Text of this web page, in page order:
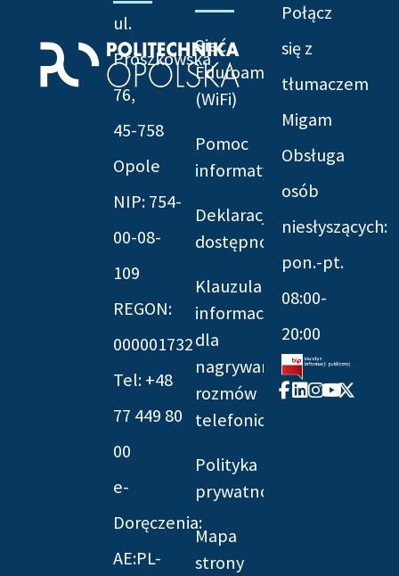
ul.
Prószkowska
76,
45-758
Opole
NIP: 754-
00-08-
109
REGON:
000001732
Tel: +48
77 449 80
00
e-
Doręczenia:
AE:PL-
Sieć
Eduroam
(WiFi)
Pomoc
informatyczna
Deklaracja
dostępności
Klauzula
informacyjna
dla
nagrywania
rozmów
telefonicznych
Polityka
prywatności
Mapa
strony
Połącz
się z
tłumaczem
Migam
Obsługa
osób
niesłyszących:
pon.-pt.
08:00-
20:00
Facebook-
f
Linkedin
Instagram
Youtube
X-
twitter